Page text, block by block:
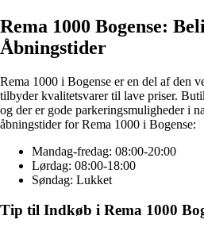
Rema 1000 Bogense:
Åbningstider
Rema 1000 i Bogense er en del af den
tilbyder kvalitetsvarer til lave priser.
og der er gode parkeringsmuligheder i
åbningstider for Rema 1000 i Bogense:
Mandag-fredag: 08:00-20:00
Lørdag: 08:00-18:00
Søndag: Lukket
Tip til Indkøb i Rema 1000